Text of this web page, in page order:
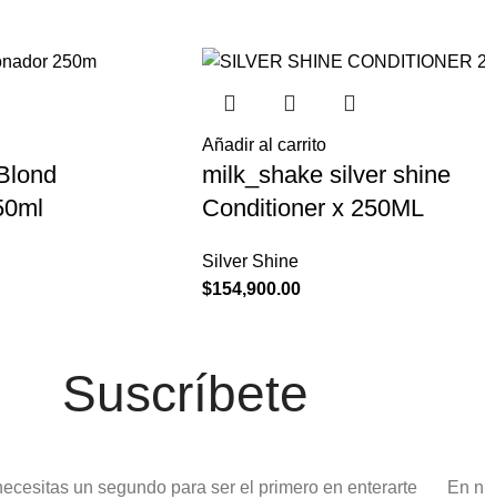
Añadir al carrito
milk_shake silver shine
Conditioner x 250ML
Silver Shine
$154,900.00
Suscríbete
un segundo para ser el primero en enterarte En